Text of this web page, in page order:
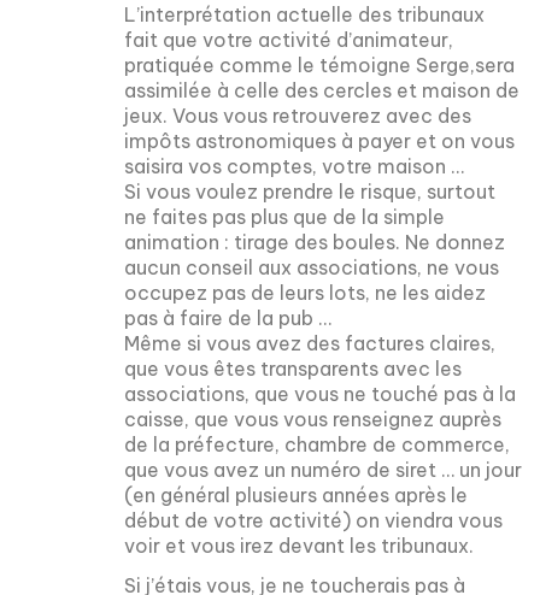
L’interprétation actuelle des tribunaux
fait que votre activité d’animateur,
pratiquée comme le témoigne Serge,sera
assimilée à celle des cercles et maison de
jeux. Vous vous retrouverez avec des
impôts astronomiques à payer et on vous
saisira vos comptes, votre maison …
Si vous voulez prendre le risque, surtout
ne faites pas plus que de la simple
animation : tirage des boules. Ne donnez
aucun conseil aux associations, ne vous
occupez pas de leurs lots, ne les aidez
pas à faire de la pub …
Même si vous avez des factures claires,
que vous êtes transparents avec les
associations, que vous ne touché pas à la
caisse, que vous vous renseignez auprès
de la préfecture, chambre de commerce,
que vous avez un numéro de siret … un jour
(en général plusieurs années après le
début de votre activité) on viendra vous
voir et vous irez devant les tribunaux.
Si j’étais vous, je ne toucherais pas à